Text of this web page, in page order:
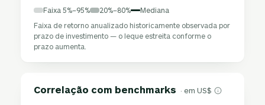
Faixa 5%–95% 20%–80%
Mediana
Faixa de retorno anualizado historicamente observada por
prazo de investimento — o leque estreita conforme o
prazo aumenta.
Correlação com benchmarks · em US$